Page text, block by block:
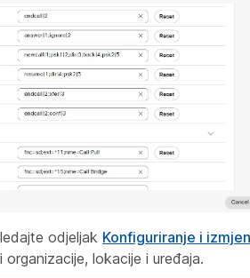
odjeljak Konfiguriranje i
lokacije i uređaja.